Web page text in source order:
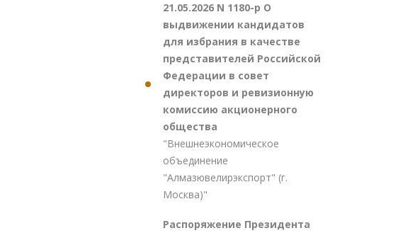
21.05.2026 N 1180-р О
выдвижении кандидатов
для избрания в качестве
представителей Российской
Федерации в совет
директоров и ревизионную
комиссию акционерного
общества
"Внешнеэкономическое
объединение
"Алмазювелирэкспорт" (г.
Москва)"
Распоряжение Президента